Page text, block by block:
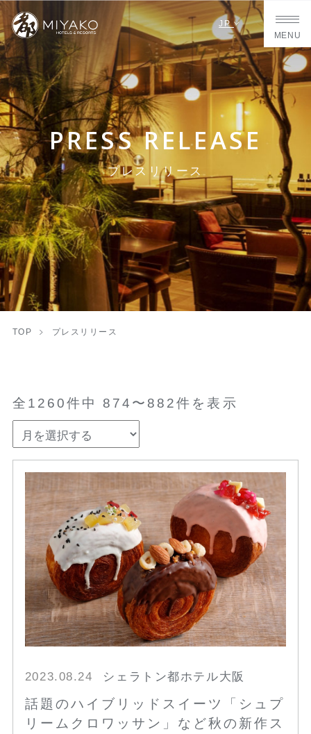
JP
MENU
PRESS RELEASE
プレスリリース
TOP プレスリリース
全1260件中 874〜882件を表示
2023.08.24 シェラトン都ホテル大阪
話題のハイブリッドスイーツ「シュプ
リームクロワッサン」など秋の新作ス